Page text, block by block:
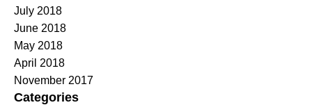
July 2018
June 2018
May 2018
April 2018
November 2017
Categories